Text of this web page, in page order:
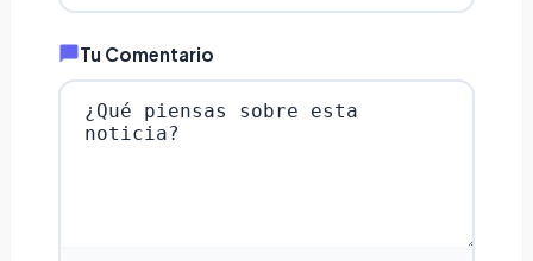
Tu Comentario